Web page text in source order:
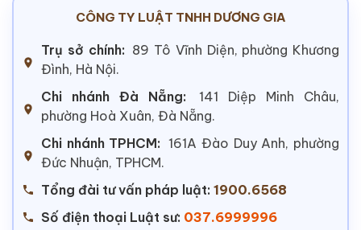
CÔNG TY LUẬT TNHH DƯƠNG GIA
Trụ sở chính: 89 Tô Vĩnh Diện, phường Khương
Đình, Hà Nội.
Chi nhánh Đà Nẵng:
141 Diệp Minh Châu,
phường Hoà Xuân, Đà Nẵng.
Chi nhánh TPHCM: 161A Đào Duy Anh, phường
Đức Nhuận, TPHCM.
Tổng đài tư vấn pháp luật: 1900.6568
Số điện thoại Luật sư: 037.6999996